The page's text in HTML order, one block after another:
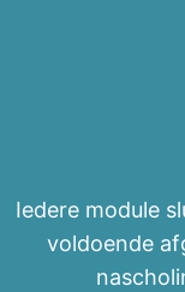
Iedere module
voldoende